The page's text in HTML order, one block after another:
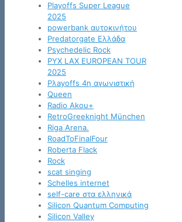
Playoffs Super League
2025
powerbank αυτοκινήτου
Predatorgate Ελλάδα
Psychedelic Rock
PYX LAX EUROPEAN TOUR
2025
Pλayoffs 4η αγωνιστική
Queen
Radio Akou+
RetroGreeknight München
Riga Arena.
RoadToFinalFour
Roberta Flack
Rock
scat singing
Schelles internet
self-care στα ελληνικά
Silicon Quantum Computing
Silicon Valley